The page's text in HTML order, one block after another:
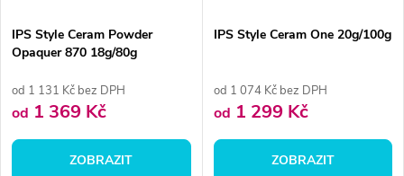
IPS Style Ceram Powder
Opaquer 870 18g/80g
od 1 131 Kč bez DPH
od 1 369 Kč
ZOBRAZIT
IPS Style Ceram One 20g/100g
od 1 074 Kč bez DPH
od 1 299 Kč
ZOBRAZIT